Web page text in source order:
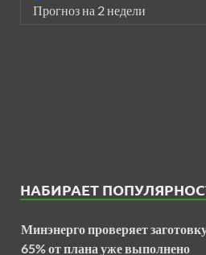
Прогноз на 2 недели
НАБИРАЕТ
Минэнерго проверяет
65% от плана уже выполнено